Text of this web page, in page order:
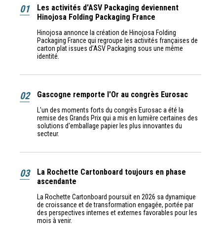
01
Les activités d'ASV Packaging deviennent
Hinojosa Folding Packaging France
Hinojosa annonce la création de Hinojosa Folding
Packaging France qui regroupe les activités françaises de
carton plat issues d’ASV Packaging sous une même
identité.
02 Gascogne remporte l'Or au congrès Eurosac
L'un des moments forts du congrès Eurosac a été la
remise des Grands Prix qui a mis en lumière certaines des
solutions d'emballage papier les plus innovantes du
secteur.
03
La Rochette Cartonboard toujours en phase
ascendante
La Rochette Cartonboard poursuit en 2026 sa dynamique
de croissance et de transformation engagée, portée par
des perspectives internes et externes favorables pour les
mois à venir.